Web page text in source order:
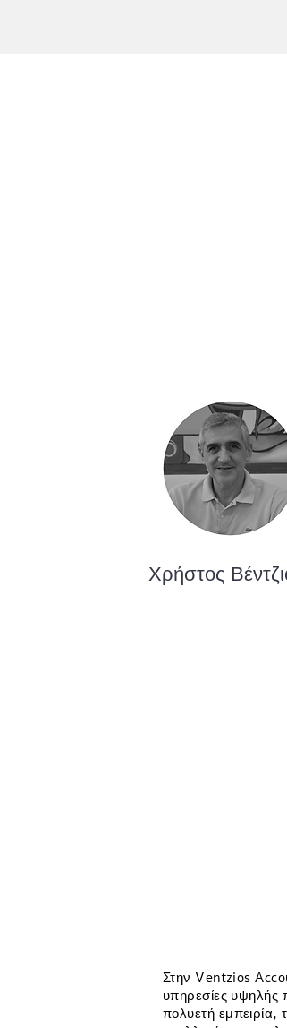
Χρήστος
Στην Ventzios
υπηρεσίες υψηλής
πολυετή εμπειρία,